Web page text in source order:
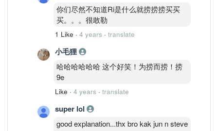
你们尽然不知道Ri是什么就捞捞捞买买
买。。。很敢勒
1 Like · 4 years · translate
小毛狸
哈哈哈哈哈哈 这个好笑！为捞而捞！捞
9e
Like · 4 years · translate
super lol
good explanation...thx bro kak jun n steve